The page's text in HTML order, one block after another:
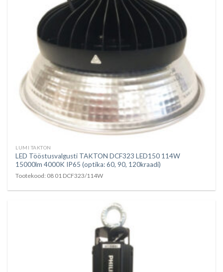
LUMI TAKTON
LED Tööstusvalgusti TAKTON DCF323 LED150 114W
15000lm 4000K IP65 (optika: 60, 90, 120kraadi)
Tootekood: 08 01 DCF323/114W